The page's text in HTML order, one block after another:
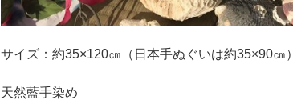
サイズ：約35×120㎝（日本手ぬぐいは約35×90㎝）
天然藍手染め